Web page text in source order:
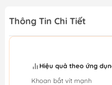
Thông Tin Chi Tiết
Hiệu quả theo ứng
Khoan bắt vít mạnh